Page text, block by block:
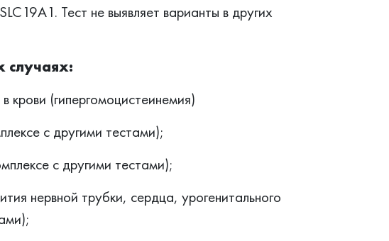
Тест не выявляет варианты в других
случаях:
крови (гипергомоцистеинемия)
с другими тестами);
с другими тестами);
нервной трубки, сердца, урогенитального